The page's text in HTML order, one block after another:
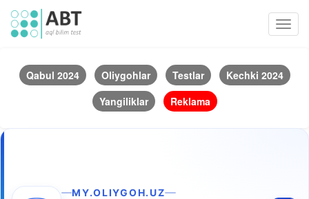
Qabul 2024 Oliygohlar Testlar
Kechki 2024
Yangiliklar
Reklama
MY.OLIYGOH.UZ